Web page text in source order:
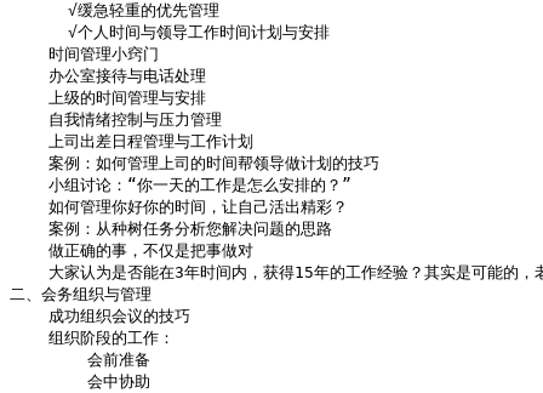
      √缓急轻重的优先管理
      √个人时间与领导工作时间计划与安排
    时间管理小窍门
    办公室接待与电话处理
    上级的时间管理与安排
    自我情绪控制与压力管理
    上司出差日程管理与工作计划
    案例：如何管理上司的时间帮领导做计划的技巧
    小组讨论：“你一天的工作是怎么安排的？”
    如何管理你好你的时间，让自己活出精彩？
    案例：从种树任务分析您解决问题的思路
    做正确的事，不仅是把事做对
大家认为是否能在3年时间内，获得15年的工作经验？其实是可能的，
二、会务组织与管理
    成功组织会议的技巧
    组织阶段的工作：
        会前准备
        会中协助